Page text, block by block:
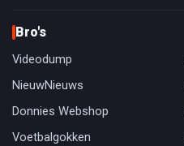
Bro's
Videodump
NieuwNieuws
Donnies Webshop
Voetbalgokken